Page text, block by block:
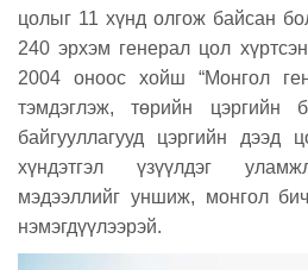
цолыг 11 хүнд олгож байсан
240 эрхэм генерал цол
2004 оноос хойш “Монгол
тэмдэглэж, төрийн цэргийн
байгууллагууд цэргийн дээд
хүндэтгэл үзүүлдэг
мэдээллийг уншиж, монгол
нэмэгдүүлээрэй.